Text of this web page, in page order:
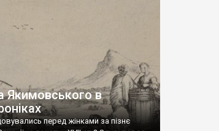
Якимовського в
перед жінками за пізнє